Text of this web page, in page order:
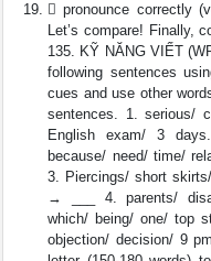
 pronounce correctly
Let’s compare! Finally,
135. KỸ NĂNG VIẾT
following sentences
cues and use other
sentences. 1. serious/
English exam/ 3
because/ need/ time/
3. Piercings/ short
→ ___ 4. parents/
which/ being/ one/ top
objection/ decision/ 9